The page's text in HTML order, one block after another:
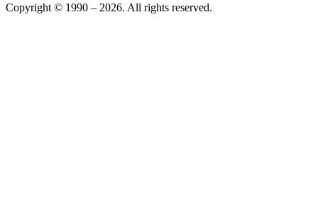
Copyright © 1990 – 2026. All rights reserved.